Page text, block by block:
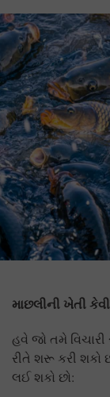
માછલીનીખેતી કેવી
હવે જો તમે
રીતે શરૂ કરી શકો
લઈ શકો છો: